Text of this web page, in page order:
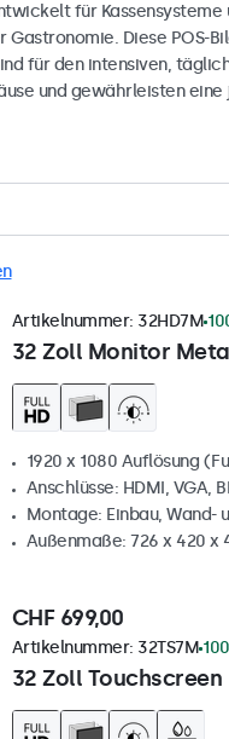
für Kassensysteme
Gastronomie. Diese POS-
für den intensiven,
und gewährleisten
32 Zoll Monitor
Artikelnummer: 32HD7M
1920 x 1080 Auflösung
Anschlüsse: HDMI, VGA,
Montage: Einbau, Wand-
Außenmaße: 726 x 420 x
CHF 699,00
32 Zoll
Artikelnummer: 32TS7M